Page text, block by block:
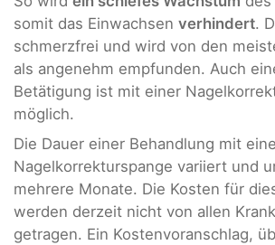
somit das Einwachsen verhindert.
schmerzfrei und wird von den
als angenehm empfunden. Auch
Betätigung ist mit einer
möglich.
Die Dauer einer Behandlung mit
Nagelkorrekturspange variiert und
mehrere Monate. Die Kosten für
werden derzeit nicht von allen
getragen. Ein Kostenvoranschlag,